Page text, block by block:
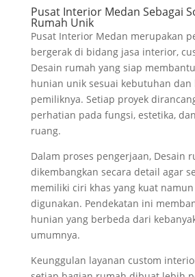
Pusat Interior Medan Sebagai
Rumah Unik
Pusat Interior Medan merupakan
bergerak di bidang jasa interior,
Desain rumah yang siap
hunian unik sesuai kebutuhan dan
pemiliknya. Setiap proyek
perhatian pada fungsi, estetika,
ruang.
Dalam proses pengerjaan, Desain
dikembangkan secara detail agar
memiliki ciri khas yang kuat
digunakan. Pendekatan ini
hunian yang berbeda dari
umumnya.
Keunggulan layanan custom